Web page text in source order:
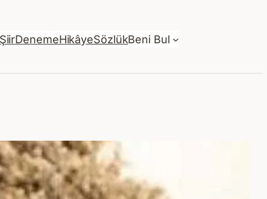
DenemeHikâyeSözlükBeni Bul